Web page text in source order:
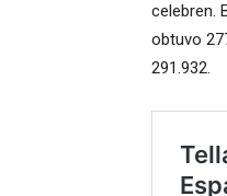
celebren.
obtuvo
291.932.